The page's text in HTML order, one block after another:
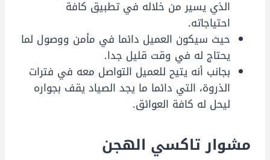
الذي يسير من خلاله في تطبيق كافة
احتياجاته.
حيث سيكون العميل دائما في مأمن ووصول لما
يحتاج له في وقت قليل جدا.
بجانب أنه يتيح للعميل التواصل معه في فترات
الذروة، التي دائما ما يجد الصياد يقف بجواره
ليحل له كافة العوائق.
مشوار تاكسي الهجن